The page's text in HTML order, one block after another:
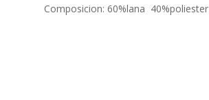
Composicion: 60%lana 40%poliester